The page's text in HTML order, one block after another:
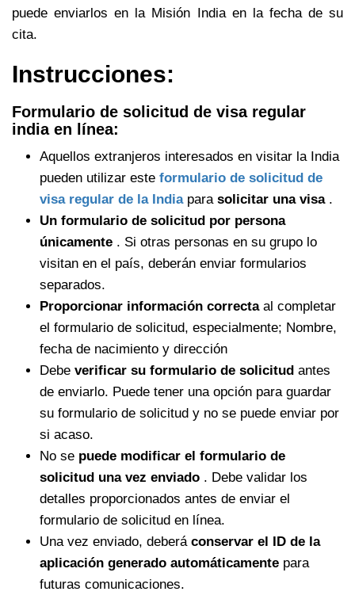
puede enviarlos en la Misión India en la fecha de su
cita.
Instrucciones:
Formulario de solicitud de visa regular
india en línea:
Aquellos extranjeros interesados ​​en visitar la India
pueden utilizar este formulario de solicitud de
visa regular de la Indiapara solicitar una visa.
Un formulario de solicitud por persona
únicamente . Si otras personas en su grupo lo
visitan en el país, deberán enviar formularios
separados.
Proporcionar información correctaal completar
el formulario de solicitud, especialmente; Nombre,
fecha de nacimiento y dirección
Debe verificar su formulario de solicitud antes
de enviarlo. Puede tener una opción para guardar
su formulario de solicitud y no se puede enviar por
si acaso.
No se puede modificar el formulario de
solicitud una vez enviado . Debe validar los
detalles proporcionados antes de enviar el
formulario de solicitud en línea.
Una vez enviado, deberá conservar el ID de la
aplicación generado automáticamente para
futuras comunicaciones.